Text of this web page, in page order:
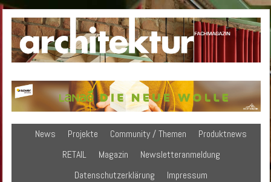
News Projekte Community / Themen
Produktnews
RETAIL
Magazin
Newsletteranmeldung
Datenschutzerklärung
Impressum